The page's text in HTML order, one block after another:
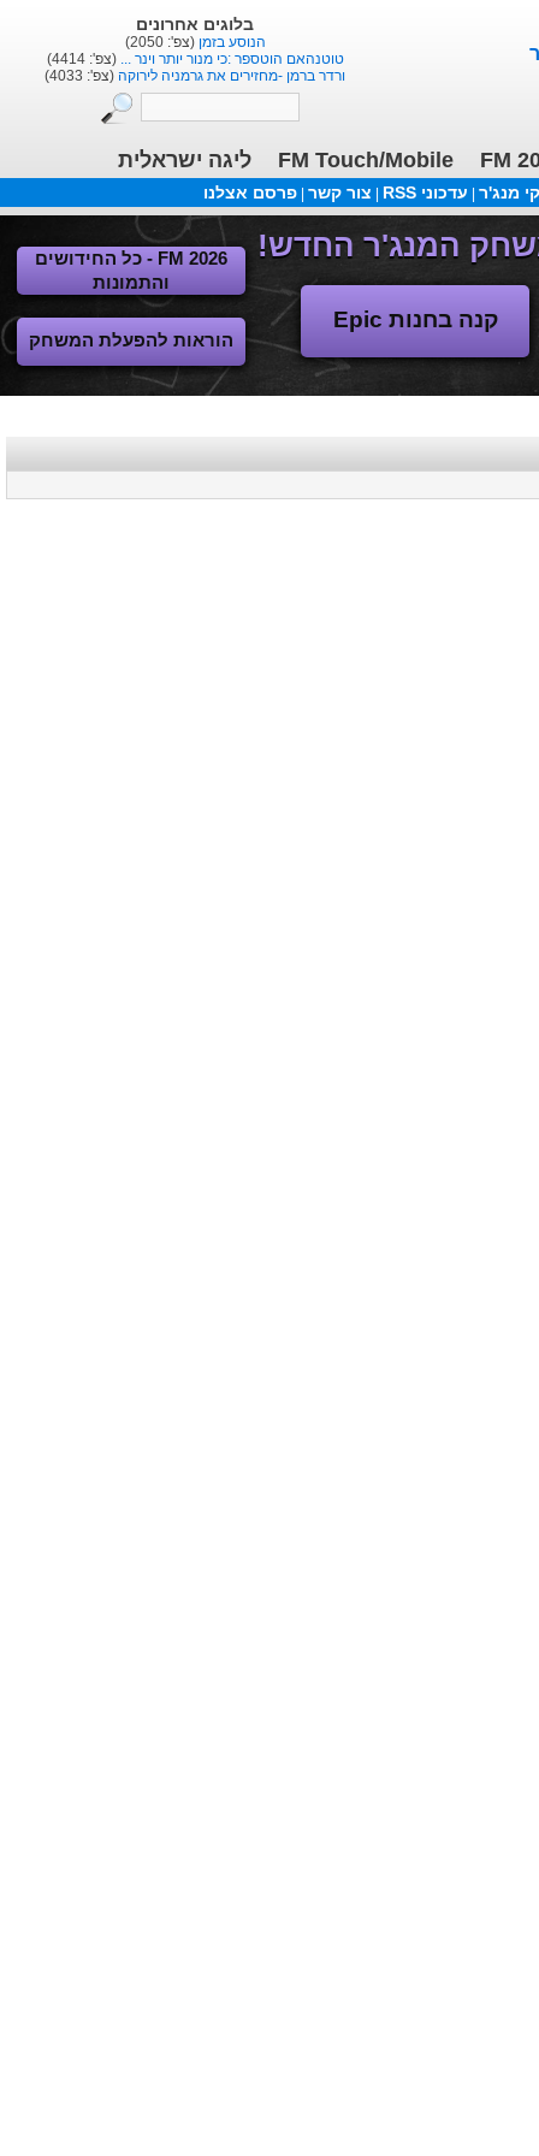
בלוגים אחרונים
הנוסע בזמן(צפ': 2050)
טוטנהאם הוטספר :כי מנור יותר וינר ...(צפ': 4414)
ורדר ברמן -מחזירים את גרמניה לירוקה (צפ': 4033)
FM
FM Touch/Mobile ליגה ישראלית
מנג'ר עדכוני RSS צור קשר פרסם אצלנו
קנה בחנות Epic
FM 2026 - כל החידושים
והתמונות
הוראות להפעלת המשחק